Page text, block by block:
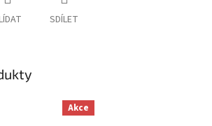
SDÍLET
Akce